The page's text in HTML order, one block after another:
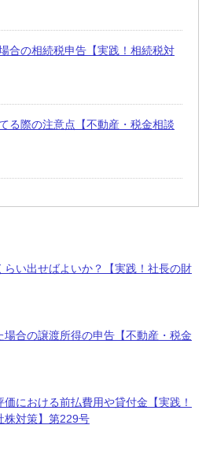
合の相続税申告【実践！相続税対
る際の注意点【不動産・税金相談
らい出せばよいか？【実践！社長の財
場合の譲渡所得の申告【不動産・税金
における前払費用や貸付金【実践！
株対策】第229号